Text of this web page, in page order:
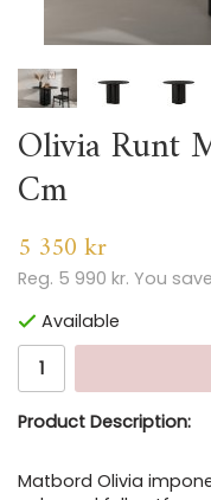
Olivia Runt
Cm
5 350 kr
Reg. 5 990 kr. You save
Available
Product Description:
Matbord Olivia